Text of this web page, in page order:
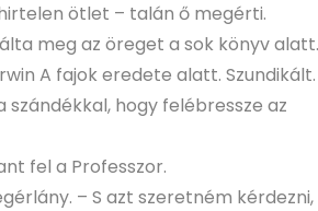
ötlet – talán ő megérti.
meg az öreget a sok könyv alatt.
A fajok eredete alatt. Szundikált.
hogy felébressze az
fel a Professzor.
– S azt szeretném kérdezni,